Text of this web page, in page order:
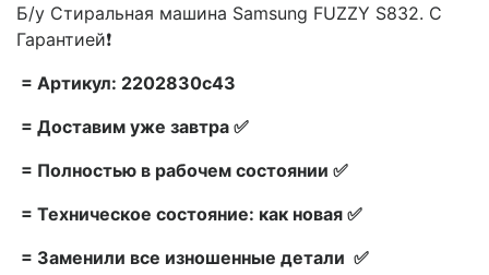
Б/у Стиральная машина Samsung FUZZY S832. С
Гарантией❗
= Артикул: 2202830c43
= Доставим уже завтра ✅
= Полностью в рабочем состоянии ✅
= Техническое состояние: как новая ✅
= Заменили все изношенные детали ✅